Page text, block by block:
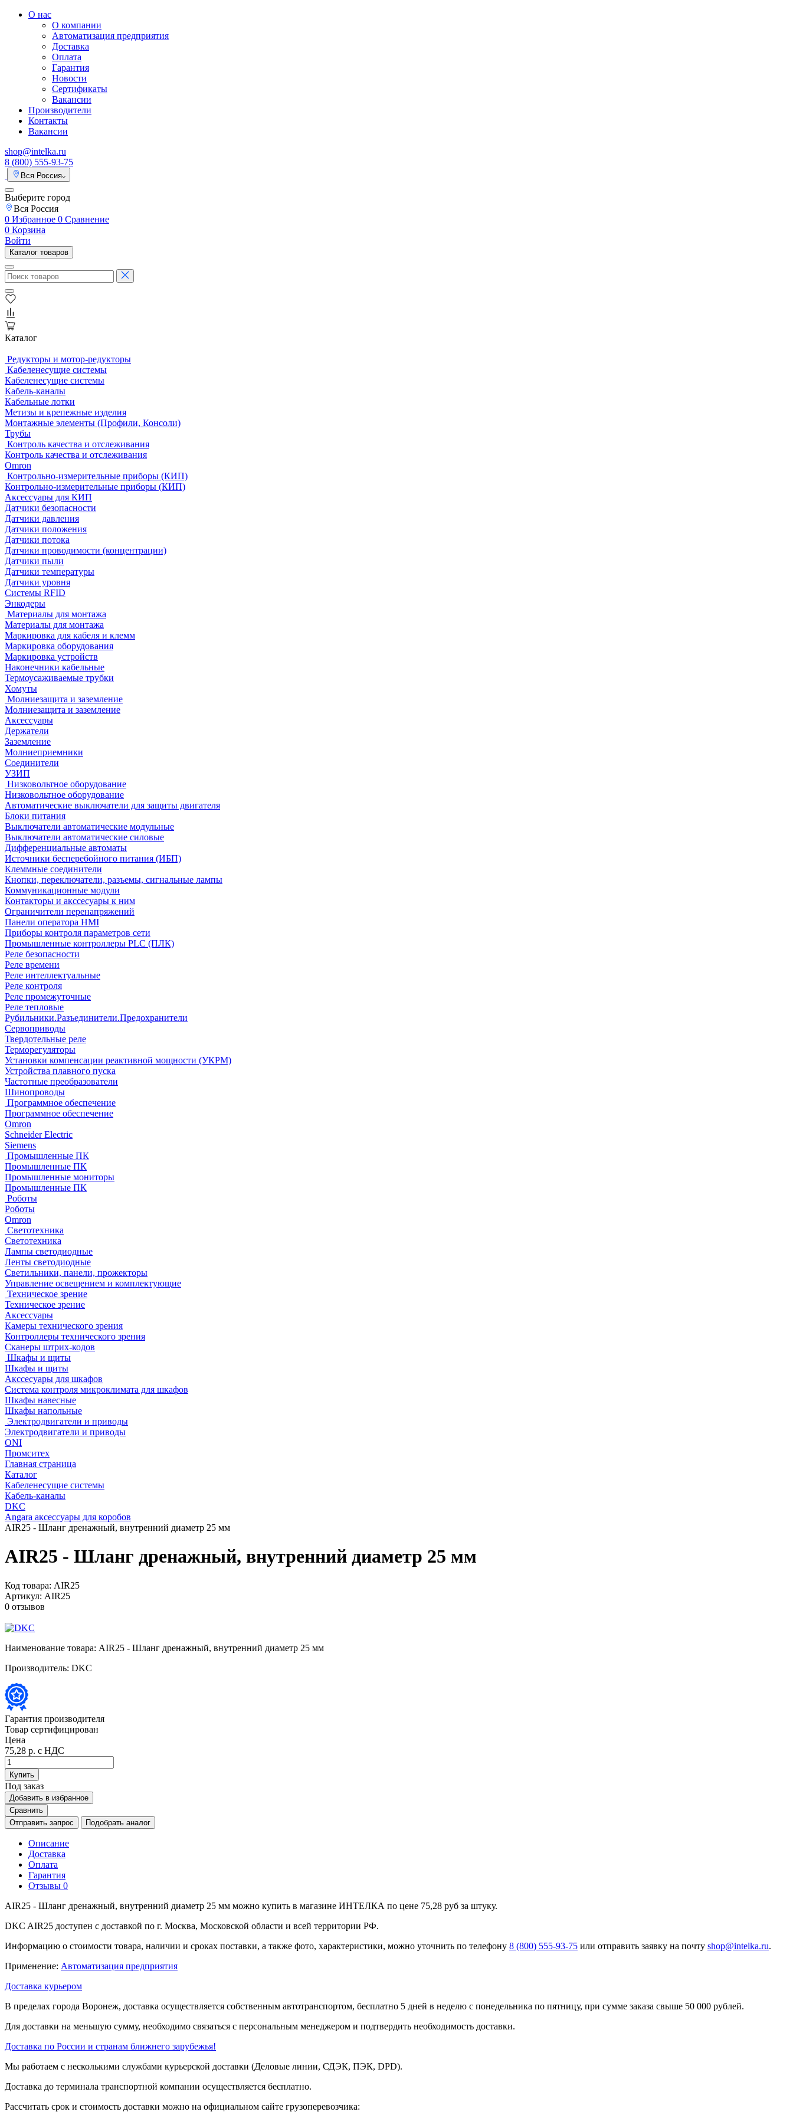
О нас
О компании
Автоматизация предприятия
Доставка
Оплата
Гарантия
Новости
Сертификаты
Вакансии
Производители
Контакты
Вакансии
shop@intelka.ru
8 (800) 555-93-75
Вся Россия
Выберите город
Вся Россия
0 Избранное 0 Сравнение
0 Корзина
Войти
Каталог товаров
Каталог
Редукторы и мотор-редукторы
Кабеленесущие системы
Кабеленесущие системы
Кабель-каналы
Кабельные лотки
Метизы и крепежные изделия
Монтажные элементы (Профили, Консоли)
Трубы
Контроль качества и отслеживания
Контроль качества и отслеживания
Omron
Контрольно-измерительные приборы (КИП)
Контрольно-измерительные приборы (КИП)
Аксессуары для КИП
Датчики безопасности
Датчики давления
Датчики положения
Датчики потока
Датчики проводимости (концентрации)
Датчики пыли
Датчики температуры
Датчики уровня
Системы RFID
Энкодеры
Материалы для монтажа
Материалы для монтажа
Маркировка для кабеля и клемм
Маркировка оборудования
Маркировка устройств
Наконечники кабельные
Термоусаживаемые трубки
Хомуты
Молниезащита и заземление
Молниезащита и заземление
Аксессуары
Держатели
Заземление
Молниеприемники
Соединители
УЗИП
Низковольтное оборудование
Низковольтное оборудование
Автоматические выключатели для защиты двигателя
Блоки питания
Выключатели автоматические модульные
Выключатели автоматические силовые
Дифференциальные автоматы
Источники бесперебойного питания (ИБП)
Клеммные соединители
Кнопки, переключатели, разъемы, сигнальные лампы
Коммуникационные модули
Контакторы и акссесуары к ним
Ограничители перенапряжений
Панели оператора HMI
Приборы контроля параметров сети
Промышленные контроллеры PLC (ПЛК)
Реле безопасности
Реле времени
Реле интеллектуальные
Реле контроля
Реле промежуточные
Реле тепловые
Рубильники.Разъединители.Предохранители
Сервоприводы
Твердотельные реле
Терморегуляторы
Установки компенсации реактивной мощности (УКРМ)
Устройства плавного пуска
Частотные преобразователи
Шинопроводы
Программное обеспечение
Программное обеспечение
Omron
Schneider Electric
Siemens
Промышленные ПК
Промышленные ПК
Промышленные мониторы
Промышленные ПК
Роботы
Роботы
Omron
Светотехника
Светотехника
Лампы светодиодные
Ленты светодиодные
Светильники, панели, прожекторы
Управление освещением и комплектующие
Техническое зрение
Техническое зрение
Аксессуары
Камеры технического зрения
Контроллеры технического зрения
Сканеры штрих-кодов
Шкафы и щиты
Шкафы и щиты
Акссесуары для шкафов
Система контроля микроклимата для шкафов
Шкафы навесные
Шкафы напольные
Электродвигатели и приводы
Электродвигатели и приводы
ONI
Промситех
Главная страница
Каталог
Кабеленесущие системы
Кабель-каналы
DKC
Angara аксессуары для коробов
AIR25 - Шланг дренажный, внутренний диаметр 25 мм
AIR25 - Шланг дренажный, внутренний диаметр 25 мм
Код товара: AIR25
Артикул: AIR25
0 отзывов
Наименование товара: AIR25 - Шланг дренажный, внутренний диаметр 25 мм
Производитель: DKC
Гарантия производителя
Товар сертифицирован
Цена
75,28 р. с НДС
Купить
Под заказ
Добавить в избранное
Сравнить
Отправить запрос
Подобрать аналог
Описание
Доставка
Оплата
Гарантия
Отзывы 0
AIR25 - Шланг дренажный, внутренний диаметр 25 мм можно купить в магазине ИНТЕЛКА по цене 75,28 руб за штуку.
DKC AIR25 доступен с доставкой по г. Москва, Московской области и всей территории РФ.
Информацию о стоимости товара, наличии и сроках поставки, а также фото, характеристики, можно уточнить по телефону 8 (800) 555-93-75 или отправить заявку на почту shop@intelka.ru.
Применение: Автоматизация предприятия
Доставка курьером
В пределах города Воронеж, доставка осуществляется собственным автотранспортом, бесплатно 5 дней в неделю с понедельника по пятницу, при сумме заказа свыше 50 000 рублей.
Для доставки на меньшую сумму, необходимо связаться с персональным менеджером и подтвердить необходимость доставки.
Доставка по России и странам ближнего зарубежья!
Мы работаем с несколькими службами курьерской доставки (Деловые линии, СДЭК, ПЭК, DPD).
Доставка до терминала транспортной компании осуществляется бесплатно.
Рассчитать срок и стоимость доставки можно на официальном сайте грузоперевозчика: